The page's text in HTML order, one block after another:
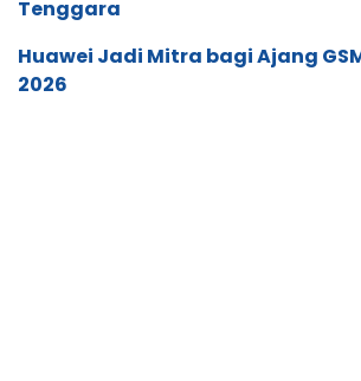
Tenggara
Huawei Jadi Mitra bagi Ajang
2026